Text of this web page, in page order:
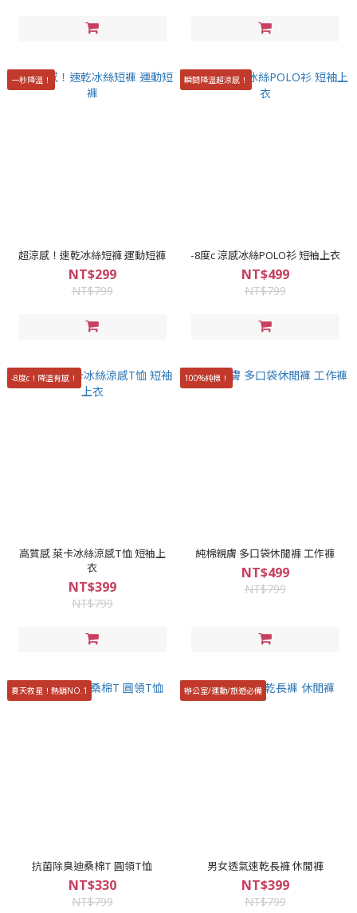
一秒降溫！
超涼感！速乾冰絲短褲 運動短褲
NT$299
NT$799
瞬間降溫超涼感！
-8度c 涼感冰絲POLO衫 短袖上衣
NT$499
NT$799
-8度c！降溫有感！
高質感 萊卡冰絲涼感T恤 短袖上
衣
NT$399
NT$799
100%純棉！
純棉親膚 多口袋休閒褲 工作褲
NT$499
NT$799
夏天救星！熱銷NO.1
抗菌除臭迪桑棉T 圓領T恤
NT$330
NT$799
辦公室/運動/旅遊必備
男女透氣速乾長褲 休閒褲
NT$399
NT$799